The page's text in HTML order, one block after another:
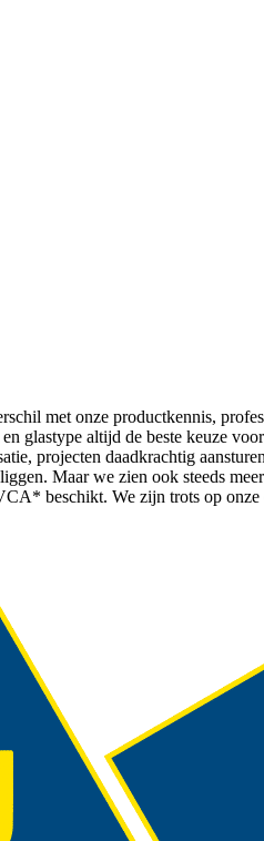
met onze productkennis,
glastype altijd de beste keuze
projecten daadkrachtig
Maar we zien ook steeds
beschikt. We zijn trots op